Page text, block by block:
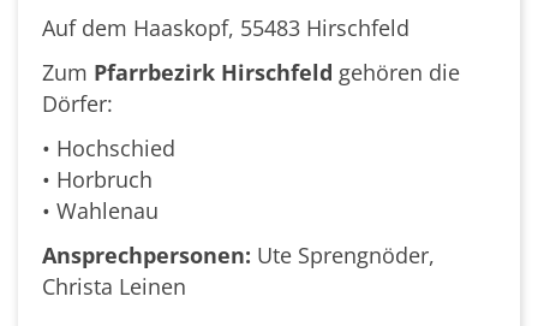
Auf dem Haaskopf, 55483 Hirschfeld
Zum Pfarrbezirk Hirschfeld gehören die
Dörfer:
• Hochschied
• Horbruch
• Wahlenau
Ansprechpersonen: Ute Sprengnöder,
Christa Leinen